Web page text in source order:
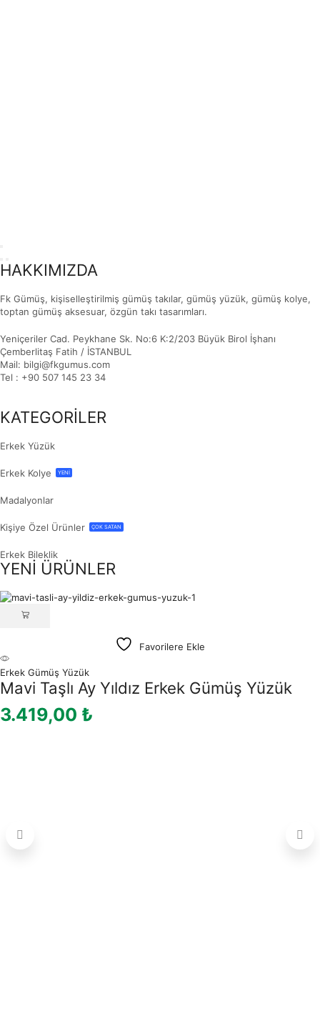
HAKKIMIZDA
Fk Gümüş, kişiselleştirilmiş gümüş takılar, gümüş yüzük, gümüş kolye,
toptan gümüş aksesuar, özgün takı tasarımları.
Yeniçeriler Cad. Peykhane Sk. No:6 K:2/203 Büyük Birol İşhanı
Çemberlitaş Fatih / İSTANBUL
Mail: bilgi@fkgumus.com
Tel : +90 507 145 23 34
KATEGORİLER
Erkek Yüzük
Erkek Kolye YENİ
Madalyonlar
Kişiye Özel Ürünler ÇOK SATAN
Erkek Bileklik
YENİ ÜRÜNLER
Favorilere Ekle
Erkek Gümüş Yüzük
Mavi Taşlı Ay Yıldız Erkek Gümüş Yüzük
3.419,00 ₺